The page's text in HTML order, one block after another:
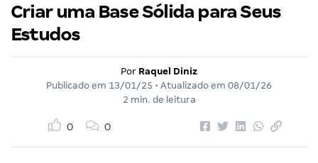
Criar uma Base Sólida para Seus
Estudos
Por Raquel Diniz
Publicado em 13/01/25 • Atualizado em 08/01/26
2 min. de leitura
0 0